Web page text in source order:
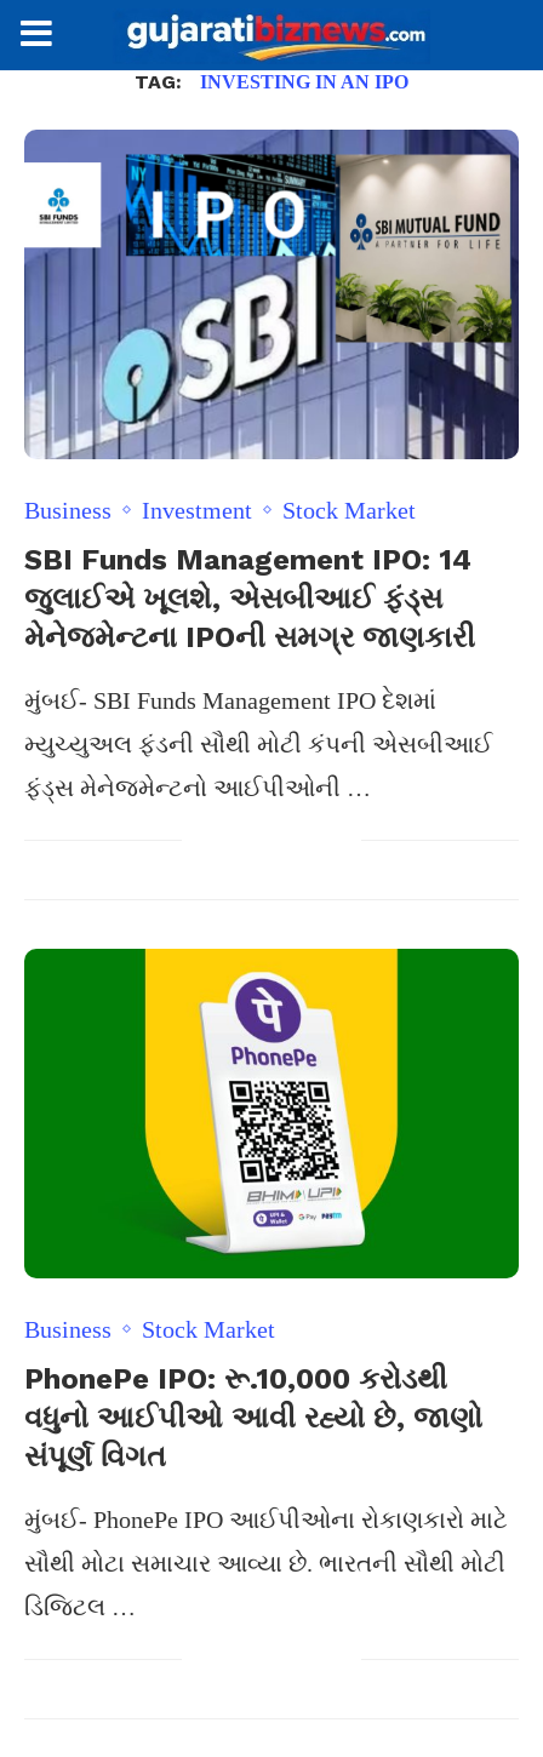
TAG: INVESTING IN AN IPO
Business Investment Stock Market
SBI Funds Management IPO: 14
જુલાઈએ ખૂલશે, એસબીઆઈ ફંડ્સ
મેનેજમેન્ટના IPOની સમગ્ર જાણકારી
મુંબઈ- SBI Funds Management IPO દેશમાં
મ્યુચ્યુઅલ ફંડની સૌથી મોટી કંપની એસબીઆઈ
ફંડ્સ મેનેજમેન્ટનો આઈપીઓની …
Business Stock Market
PhonePe IPO: રૂ.10,000 કરોડથી
વધુનો આઈપીઓ આવી રહ્યો છે, જાણો
સંપૂર્ણ વિગત
મુંબઈ- PhonePe IPO આઈપીઓના રોકાણકારો માટે
સૌથી મોટા સમાચાર આવ્યા છે. ભારતની સૌથી મોટી
ડિજિટલ …